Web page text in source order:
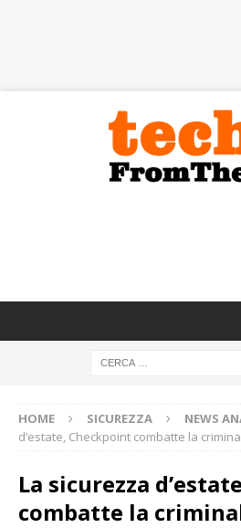
HOME SICUREZZA NEWS
d’estate, Checkpoint combatte la
La sicurezza
combatte la